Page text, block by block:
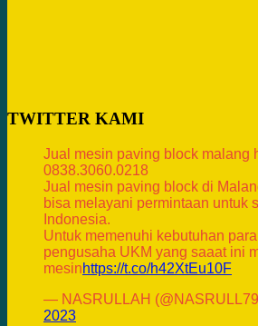
TWITTER KAMI
Jual mesin paving block malang
0838.3060.0218
Jual mesin paving block di
bisa melayani permintaan untuk
Indonesia.
Untuk memenuhi kebutuhan
pengusaha UKM yang saaat ini
mesinhttps://t.co/h42XtEu10F
— NASRULLAH
2023